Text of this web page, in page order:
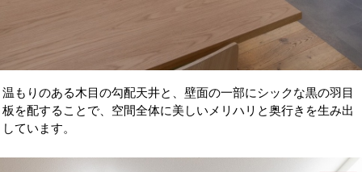
温もりのある木目の勾配天井と、壁面の一部にシックな黒の羽目
板を配することで、空間全体に美しいメリハリと奥行きを生み出
しています。